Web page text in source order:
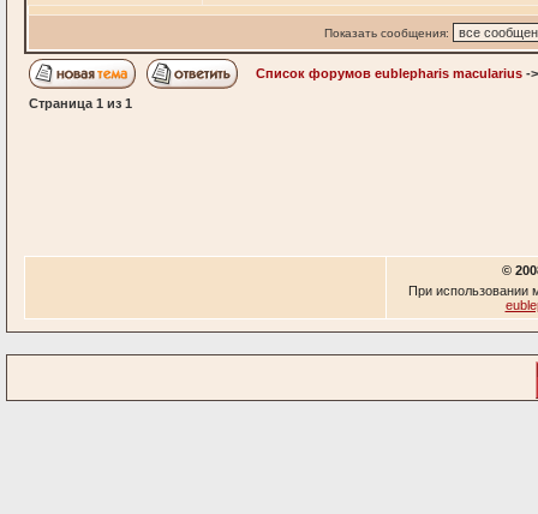
Показать сообщения:
Список форумов eublepharis macularius -
Страница 1 из 1
©
При использовании